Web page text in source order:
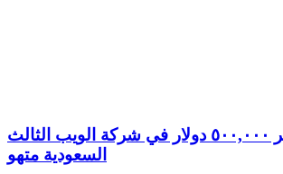
آدافيرس تستثمر ٥٠٠,٠٠٠ دولار في شركة الويب الثالث
السعودية متهو